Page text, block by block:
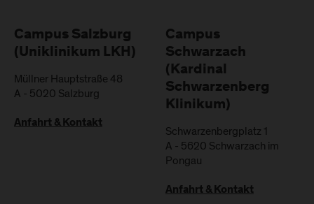
Campus Salzburg
(Uniklinikum LKH)
Müllner Hauptstraße 48
A - 5020 Salzburg
Anfahrt & Kontakt
Campus
Schwarzach
(Kardinal
Schwarzenberg
Klinikum)
Schwarzenbergplatz 1
A - 5620 Schwarzach im
Pongau
Anfahrt & Kontakt